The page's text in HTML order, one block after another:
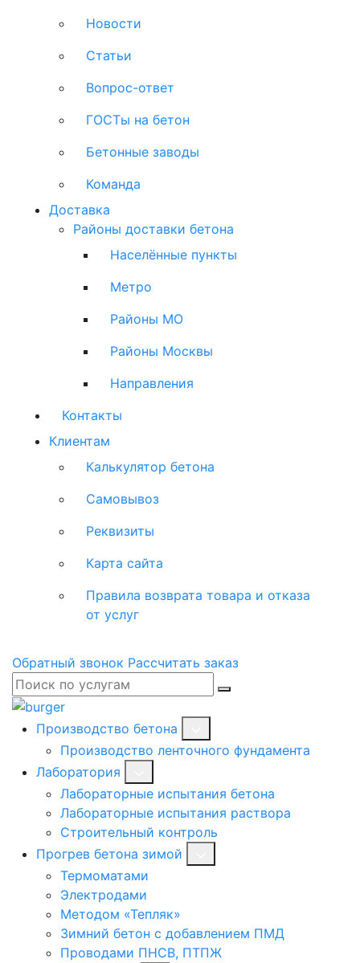
Новости
Статьи
Вопрос-ответ
ГОСТы на бетон
Бетонные заводы
Команда
Доставка
Районы доставки бетона
Населённые пункты
Метро
Районы МО
Районы Москвы
Направления
Контакты
Клиентам
Калькулятор бетона
Самовывоз
Реквизиты
Карта сайта
Правила возврата товара и отказа
от услуг
Обратный звонок Рассчитать заказ
Производство бетона
Производство ленточного фундамента
Лаборатория
Лабораторные испытания бетона
Лабораторные испытания раствора
Строительный контроль
Прогрев бетона зимой
Термоматами
Электродами
Методом «Тепляк»
Зимний бетон с добавлением ПМД
Проводами ПНСВ, ПТПЖ